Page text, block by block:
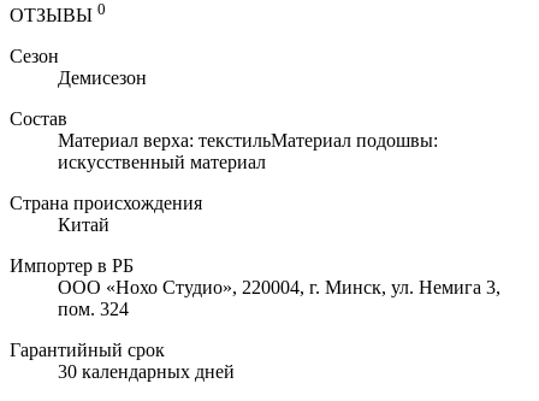
ОТЗЫВЫ 0
Сезон
Демисезон
Состав
Материал верха: текстильМатериал подошвы:
искусственный материал
Страна происхождения
Китай
Импортер в РБ
ООО «Нохо Студио», 220004, г. Минск, ул. Немига 3,
пом. 324
Гарантийный срок
30 календарных дней